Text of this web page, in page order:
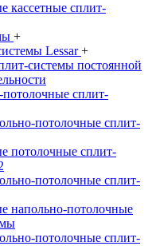
кассетные сплит-
+
Lessar+
системы постоянной
сплит-
потолочные сплит-
потолочные сплит-
потолочные сплит-
напольно-потолочные
потолочные сплит-